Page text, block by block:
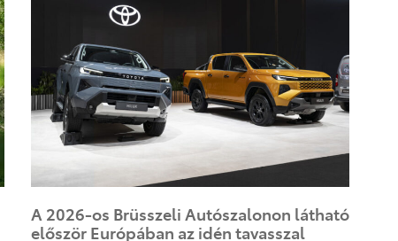
A 2026-os Brüsszeli Autószalonon látható
először Európában az idén tavasszal